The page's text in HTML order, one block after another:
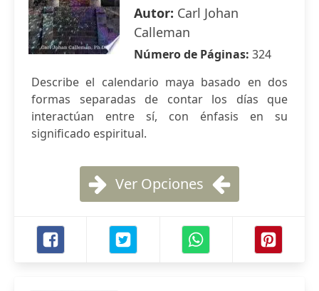
Autor: Carl Johan
Calleman
Número de Páginas: 324
Describe el calendario maya basado en dos
formas separadas de contar los días que
interactúan entre sí, con énfasis en su
significado espiritual.
Ver Opciones